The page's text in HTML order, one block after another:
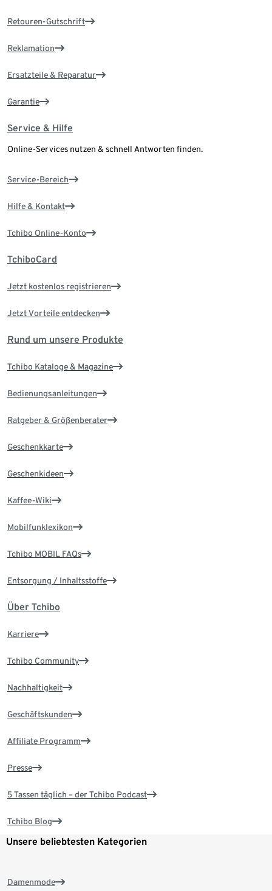
Retouren-Gutschrift
Reklamation
Ersatzteile & Reparatur
Garantie
Service & Hilfe
Online-Services nutzen & schnell Antworten finden.
Service-Bereich
Hilfe & Kontakt
Tchibo Online-Konto
TchiboCard
Jetzt kostenlos registrieren
Jetzt Vorteile entdecken
Rund um unsere Produkte
Tchibo Kataloge & Magazine
Bedienungsanleitungen
Ratgeber & Größenberater
Geschenkkarte
Geschenkideen
Kaffee-Wiki
Mobilfunklexikon
Tchibo MOBIL FAQs
Entsorgung / Inhaltsstoffe
Über Tchibo
Karriere
Tchibo Community
Nachhaltigkeit
Geschäftskunden
Affiliate Programm
Presse
5 Tassen täglich – der Tchibo Podcast
Tchibo Blog
Unsere beliebtesten Kategorien
Damenmode